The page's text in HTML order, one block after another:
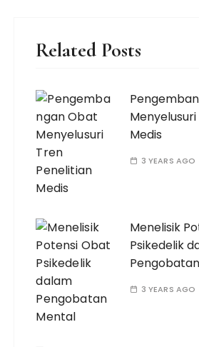
Related Posts
Medis
3 YEARS AGO
Menelisik
Psikedelik
3 YEARS AGO